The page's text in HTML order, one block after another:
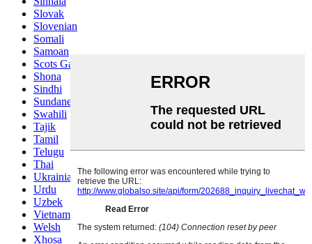
Slovak
Slovenian
Somali
Samoan
Scots Gaelic
Shona
Sindhi
Sundanese
Swahili
Tajik
Tamil
Telugu
Thai
Ukrainian
Urdu
Uzbek
Vietnamese
Welsh
Xhosa